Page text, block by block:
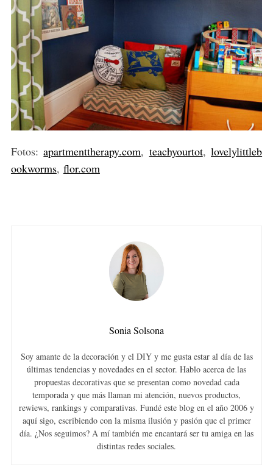
Fotos:apartmenttherapy.com, teachyourtot,lovelylittleb
ookworms, flor.com
Sonia Solsona
Soy amante de la decoración y el DIY y me gusta estar al día de las
últimas tendencias y novedades en el sector. Hablo acerca de las
propuestas decorativas que se presentan como novedad cada
temporada y que más llaman mi atención, nuevos productos,
rewiews, rankings y comparativas. Fundé este blog en el año 2006 y
aquí sigo, escribiendo con la misma ilusión y pasión que el primer
día. ¿Nos seguimos? A mí también me encantará ser tu amiga en las
distintas redes sociales.